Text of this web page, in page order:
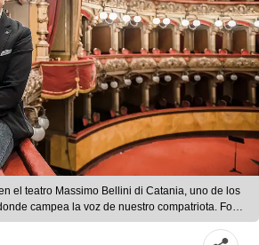
el teatro Massimo Bellini di Catania, uno de los
campea la voz de nuestro compatriota. Foto: